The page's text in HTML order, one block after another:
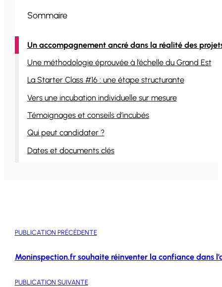
Sommaire
Un accompagnement ancré dans la réalité des
Une méthodologie éprouvée à l’échelle du Grand Est
La Starter Class #16 : une étape structurante
Vers une incubation individuelle sur mesure
Témoignages et conseils d’incubés
Qui peut candidater ?
Dates et documents clés
PUBLICATION PRÉCÉDENTE
Moninspection.fr souhaite réinventer la confiance dans
PUBLICATION SUIVANTE